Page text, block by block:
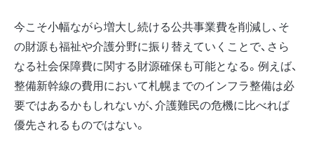
今こそ小幅ながら増大し続ける公共事業費を削減し、そ
の財源も福祉や介護分野に振り替えていくことで、さら
なる社会保障費に関する財源確保も可能となる。例えば、
整備新幹線の費用において札幌までのインフラ整備は必
要ではあるかもしれないが、介護難民の危機に比べれば
優先されるものではない。